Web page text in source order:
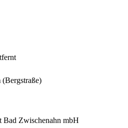
Bad Zwischenahn mbH